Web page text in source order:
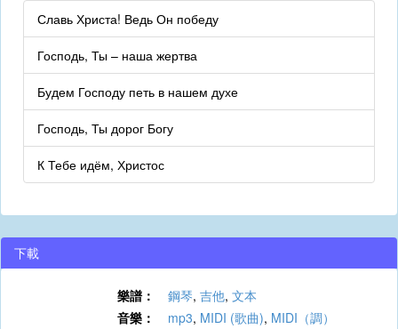
Славь Христа! Ведь Он победу
Господь, Ты – наша жертва
Будем Господу петь в нашем духе
Господь, Ты дорог Богу
К Тебе идём, Христос
下載
樂譜： 鋼琴, 吉他, 文本
音樂：
mp3, MIDI (歌曲), MIDI（調）